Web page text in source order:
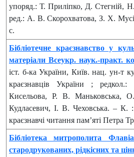
упоряд.: Т. Приліпко, Д. Стегній,
ред.: А. В. Скорохватова, З. Х.
с.
Бібліотечне краєзнавство у
матеріали Всеукр. наук.-практ.
іст. б-ка України, Київ. нац. ун-т
краєзнавців України ;
Кисельова, Р. В.
Кудласевич, І. В. Чеховська. – К.
краєзнавчі читання пам’яті Петра
Бібліотека митрополита
стародрукованих, рідкісних та